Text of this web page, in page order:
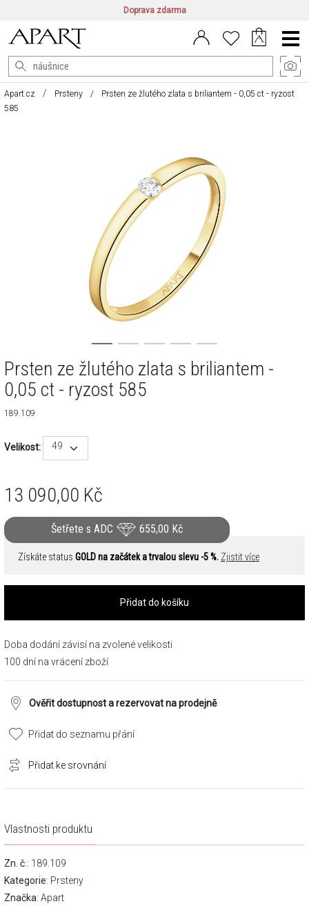
Doprava zdarma
CZ/CZK | EN/EUR PL/PLN
Main
Menu
Apart.cz Prsteny
Prsten ze žlutého zlata s briliantem - 0,05 ct - ryzost
585
Prsten ze žlutého zlata s briliantem -
0,05 ct - ryzost 585
189.109
Velikost: 49
13 090,00 Kč
Šetřete s ADC 655,00 Kč
Získáte status GOLD na začátek a trvalou slevu -5 %. Zjistit více
Přidat do košíku
Doba dodání závisí na zvolené velikosti
100 dní na vrácení zboží
Ověřit dostupnost a rezervovat na prodejně
Přidat do seznamu přání
Přidat ke srovnání
Vlastnosti produktu
Zn. č. : 189.109
Kategorie: Prsteny
Značka: Apart